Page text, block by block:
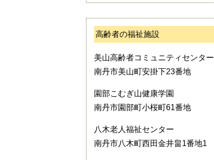
高齢者の福祉施設
美山高齢者コミュニティセンター
南丹市美山町安掛下23番地
園部こむぎ山健康学園
南丹市園部町小桜町61番地
八木老人福祉センター
南丹市八木町西田金井畠1番地1